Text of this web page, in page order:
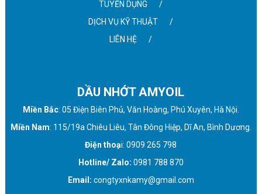
TUYỂN DỤNG
DỊCH VỤ KỸ THUẬT
LIÊN HỆ
DẦU NHỚT AMYOIL
Miền Bắc: 05 Điện Biên Phủ, Văn Hoàng, Phú Xuyên, Hà Nội.
Miền Nam: 115/19a Chiêu Liêu, Tân Đông Hiệp, Dĩ An, Bình Dương.
Điện thoại: 0909 265 798
Hotline/ Zalo: 0981 788 870
Email: congtyxnkamy@gmail.com